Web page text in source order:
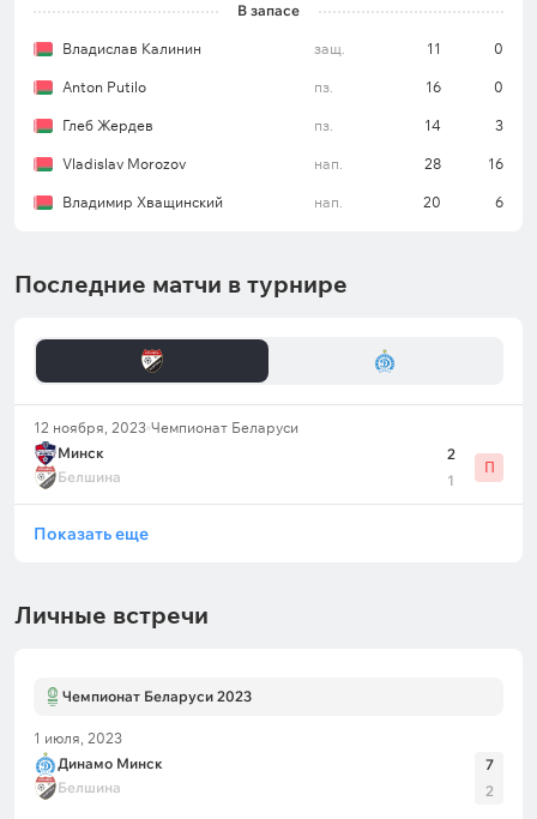
В запасе
Владислав Калинин защ. 11 0
Anton Putilo пз. 16 0
Глеб Жердев пз. 14 3
Vladislav Morozov нап. 28 16
Владимир Хващинский нап. 20 6
Последние матчи в турнире
12 ноября, 2023 Чемпионат Беларуси
Минск
Белшина
2
1
П
Показать еще
Личные встречи
Чемпионат Беларуси 2023
1 июля, 2023
Динамо Минск
Белшина
7
2